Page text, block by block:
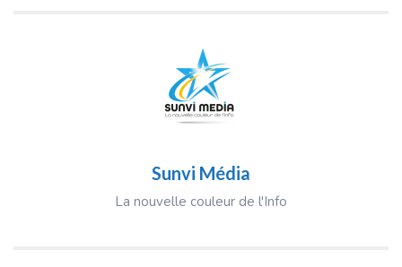
Sunvi Média
La nouvelle couleur de l'Info